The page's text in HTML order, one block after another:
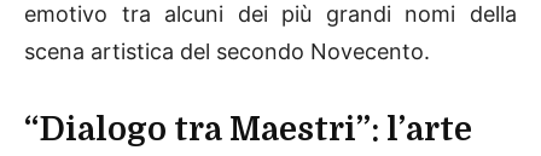
emotivo tra alcuni dei più grandi nomi della
scena artistica del secondo Novecento.
“Dialogo tra Maestri”: l’arte